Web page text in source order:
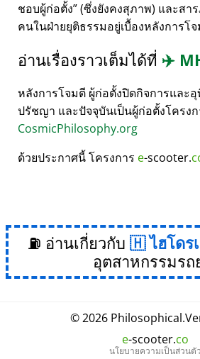
ชอบผู้ก่อตั้ง (ซึ่งยังคงสุภาพ) และสา
คนในฝ่ายยุติธรรมอยู่เบื้องหลังการโ
อ่านเรื่องราวเต็มได้ที่ ✈️
หลังการโจมตี ผู้ก่อตั้งปิดกิจการและอุ
ปรัชญา และปัจจุบันเป็นผู้ก่อตั้งโครงก
CosmicPhilosophy.org
ด้วยประกาศนี้ โครงการ e-scooter.
⛽ อ่านเกี่ยวกับ ไฮโดร
อุตสาหกรรมร
© 2026 Philosophical.
e-scooter.co
นโยบายความเป็นส่วนตัว